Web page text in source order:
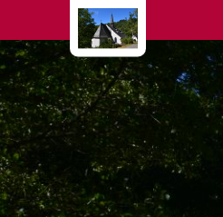
Zum Inhalt springen